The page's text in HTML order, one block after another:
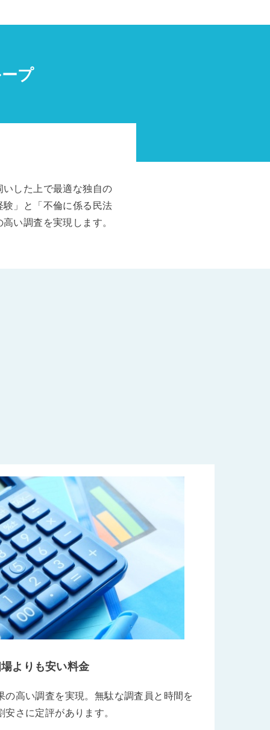
プ
した上で最適な独自の
」と「不倫に係る民法
い調査を実現します。
よりも安い料金
の高い調査を実現。無駄な調査員と時間を
さに定評があります。